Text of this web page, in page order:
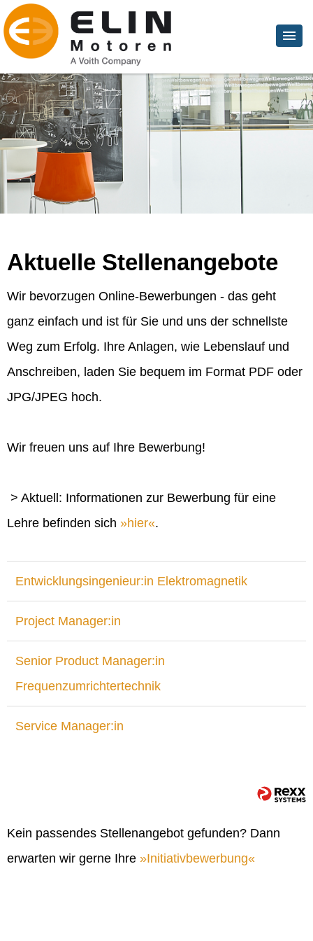
Aktuelle Stellenangebote
Wir bevorzugen Online-Bewerbungen - das geht
ganz einfach und ist für Sie und uns der schnellste
Weg zum Erfolg. Ihre Anlagen, wie Lebenslauf und
Anschreiben, laden Sie bequem im Format PDF oder
JPG/JPEG hoch.
Wir freuen uns auf Ihre Bewerbung!
> Aktuell: Informationen zur Bewerbung für eine
Lehre befinden sich
hier .
Entwicklungsingenieur:in Elektromagnetik
Project Manager:in
Senior Product Manager:in
Frequenzumrichtertechnik
Service Manager:in
Kein passendes Stellenangebot gefunden? Dann
erwarten wir gerne Ihre
Initiativbewerbung